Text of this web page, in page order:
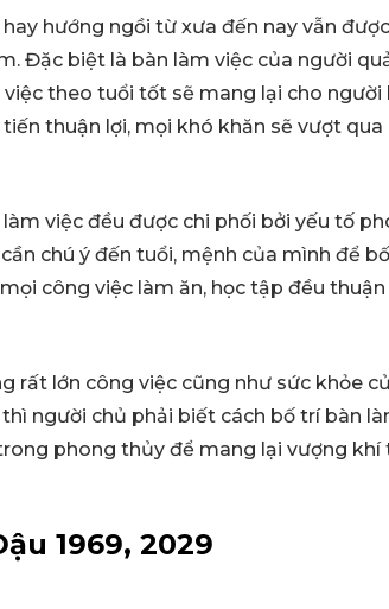
hay hướng ngồi từ xưa đến nay vẫn
Đặc biệt là bàn làm việc của người
theo tuổi tốt sẽ mang lại cho người
thuận lợi, mọi khó khăn sẽ vượt
việc đều được chi phối bởi yếu tố
chú ý đến tuổi, mệnh của mình để
công việc làm ăn, học tập đều thuận
rất lớn công việc cũng như sức khỏe
người chủ phải biết cách bố trí bàn
phong thủy để mang lại vượng khí
1969, 2029